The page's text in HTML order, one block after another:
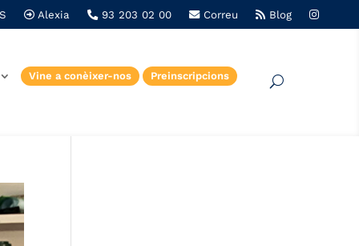
Alexia 93 203 02 00 Correu Blog
Vine a conèixer-nos Preinscripcions